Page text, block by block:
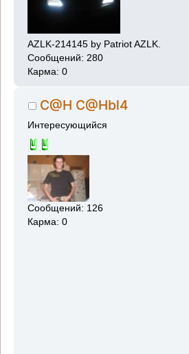
AZLK-214145 by Patriot AZLK.
Сообщений: 280
Карма: 0
C@H C@Hbl4
Интересующийся
Сообщений: 126
Карма: 0